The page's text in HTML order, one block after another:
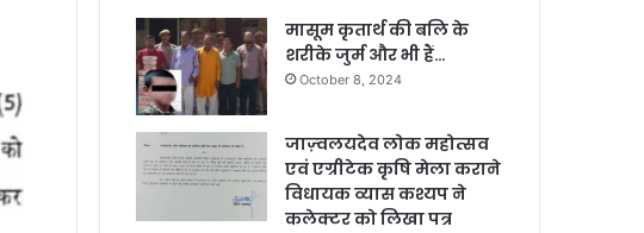
मासूम कृतार्थ की बलि के
शरीके जुर्म और भी हैं…
October 8, 2024
जाज़्वलयदेव लोक महोत्सव
एवं एग्रीटेक कृषि मेला कराने
विधायक व्यास कश्यप ने
कलेक्टर को लिखा पत्र